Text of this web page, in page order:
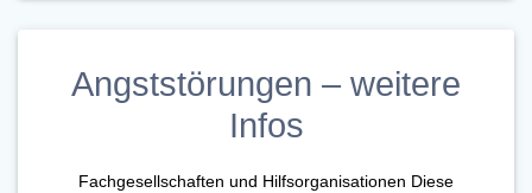
Angststörungen – weitere
Infos
Fachgesellschaften und Hilfsorganisationen Diese